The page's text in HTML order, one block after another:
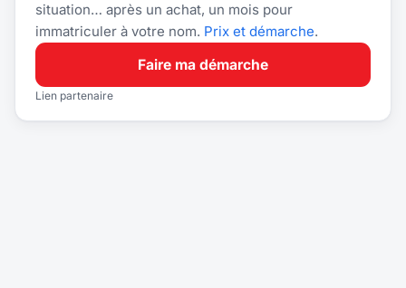
situation… après un achat, un mois pour
immatriculer à votre nom. Prix et démarche.
Faire ma démarche
Lien partenaire